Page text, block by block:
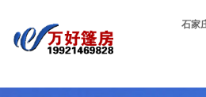
石家